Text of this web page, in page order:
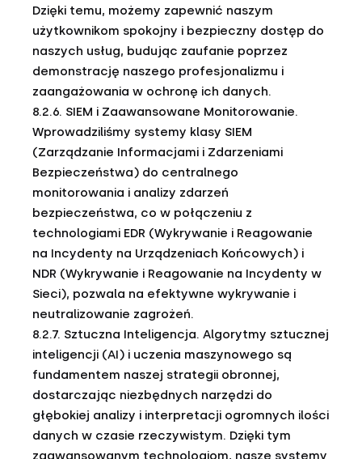
Dzięki temu, możemy zapewnić naszym
użytkownikom spokojny i bezpieczny dostęp do
naszych usług, budując zaufanie poprzez
demonstrację naszego profesjonalizmu i
zaangażowania w ochronę ich danych.
8.2.6. SIEM i Zaawansowane Monitorowanie.
Wprowadziliśmy systemy klasy SIEM
(Zarządzanie Informacjami i Zdarzeniami
Bezpieczeństwa) do centralnego
monitorowania i analizy zdarzeń
bezpieczeństwa, co w połączeniu z
technologiami EDR (Wykrywanie i Reagowanie
na Incydenty na Urządzeniach Końcowych) i
NDR (Wykrywanie i Reagowanie na Incydenty w
Sieci), pozwala na efektywne wykrywanie i
neutralizowanie zagrożeń.
8.2.7. Sztuczna Inteligencja. Algorytmy sztucznej
inteligencji (AI) i uczenia maszynowego są
fundamentem naszej strategii obronnej,
dostarczając niezbędnych narzędzi do
głębokiej analizy i interpretacji ogromnych ilości
danych w czasie rzeczywistym. Dzięki tym
zaawansowanym technologiom, nasze systemy